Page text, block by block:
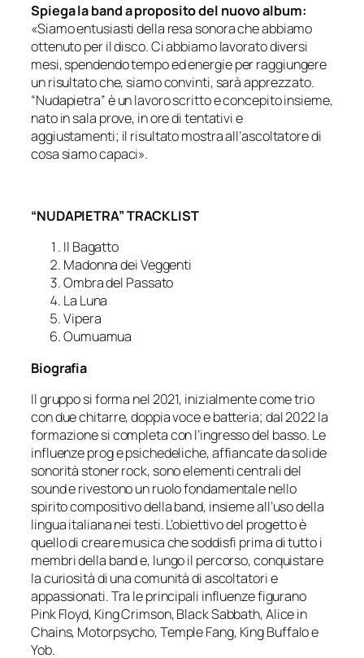
Spiega la band a proposito del nuovo album:
«Siamo entusiasti della resa sonora che abbiamo
ottenuto per il disco. Ci abbiamo lavorato diversi
mesi, spendendo tempo ed energie per raggiungere
un risultato che, siamo convinti, sarà apprezzato.
“Nudapietra” è un lavoro scritto e concepito insieme,
nato in sala prove, in ore di tentativi e
aggiustamenti; il risultato mostra all’ascoltatore di
cosa siamo capaci».
“NUDAPIETRA” TRACKLIST
Il Bagatto
Madonna dei Veggenti
Ombra del Passato
La Luna
Vipera
Oumuamua
Biografia
Il gruppo si forma nel 2021, inizialmente come trio
con due chitarre, doppia voce e batteria; dal 2022 la
formazione si completa con l’ingresso del basso. Le
influenze prog e psichedeliche, affiancate da solide
sonorità stoner rock, sono elementi centrali del
sound e rivestono un ruolo fondamentale nello
spirito compositivo della band, insieme all’uso della
lingua italiana nei testi. L’obiettivo del progetto è
quello di creare musica che soddisfi prima di tutto i
membri della band e, lungo il percorso, conquistare
la curiosità di una comunità di ascoltatori e
appassionati. Tra le principali influenze figurano
Pink Floyd, King Crimson, Black Sabbath, Alice in
Chains, Motorpsycho, Temple Fang, King Buffalo e
Yob.